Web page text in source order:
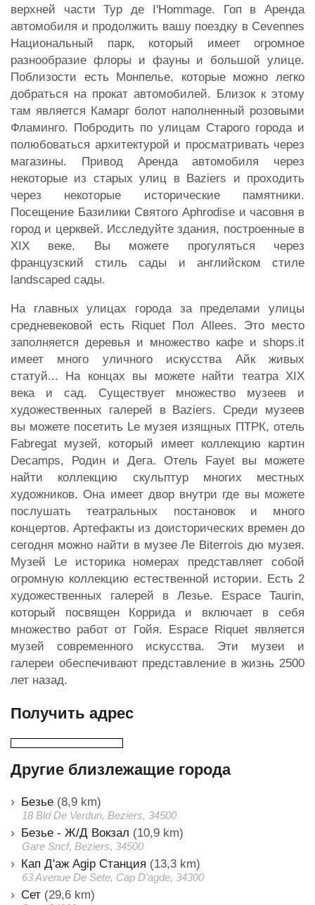
верхней части Тур де I'Hommage. Гоп в Аренда
автомобиля и продолжить вашу поездку в Cevennes
Национальный парк, который имеет огромное
разнообразие флоры и фауны и большой улице.
Поблизости есть Монпелье, которые можно легко
добраться на прокат автомобилей. Близок к этому
там является Камарг болот наполненный розовыми
Фламинго. Побродить по улицам Старого города и
полюбоваться архитектурой и просматривать через
магазины. Привод Аренда автомобиля через
некоторые из старых улиц в Baziers и проходить
через некоторые исторические памятники.
Посещение Базилики Святого Aphrodise и часовня в
город и церквей. Исследуйте здания, построенные в
XIX веке. Вы можете прогуляться через
французский стиль сады и английском стиле
landscaped сады.
На главных улицах города за пределами улицы
средневековой есть Riquet Пол Allees. Это место
заполняется деревья и множество кафе и shops.it
имеет много уличного искусства Айк живых
статуй... На концах вы можете найти театра XIX
века и сад. Существует множество музеев и
художественных галерей в Baziers. Среди музеев
вы можете посетить Le музея изящных ПТРК, отель
Fabregat музей, который имеет коллекцию картин
Decamps, Родин и Дега. Отель Fayet вы можете
найти коллекцию скульптур многих местных
художников. Она имеет двор внутри где вы можете
послушать театральных постановок и много
концертов. Артефакты из доисторических времен до
сегодня можно найти в музее Ле Biterrois дю музея.
Музей Le историка номерах представляет собой
огромную коллекцию естественной истории. Есть 2
художественных галерей в Лезье. Espace Taurin,
который посвящен Коррида и включает в себя
множество работ от Гойя. Espace Riquet является
музей современного искусства. Эти музеи и
галереи обеспечивают представление в жизнь 2500
лет назад.
Получить адрес
Другие близлежащие города
Безье (8,9 km)
18 Bld De Verdun, Beziers, 34500
Безье - Ж/Д Вокзал (10,9 km)
Gare Sncf, Beziers, 34500
Кап Д'аж Agip Станция (13,3 km)
63 Avenue De Sete, Cap D'agde, 34300
Сет (29,6 km)